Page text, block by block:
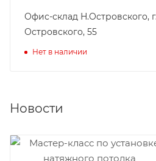
Офис-склад Н.Островского,
Островского, 55
Нет в наличии
Новости